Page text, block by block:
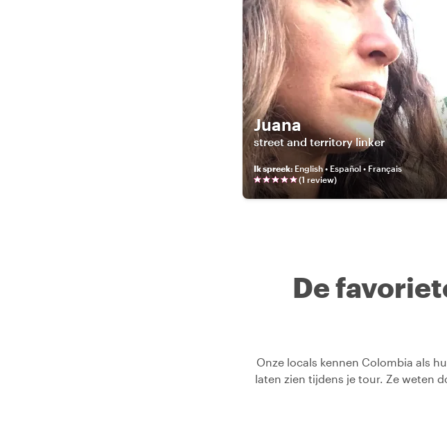
Juana
street and territory linker
Ik spreek: English • Español • Français
(1 review)
De
Onze locals kennen Colombia als
laten zien tijdens je tour. Ze weten